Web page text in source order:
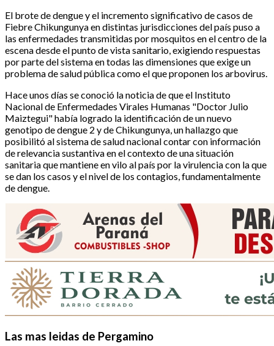
El brote de dengue y el incremento significativo de casos de
Fiebre Chikungunya en distintas jurisdicciones del país puso a
las enfermedades transmitidas por mosquitos en el centro de la
escena desde el punto de vista sanitario, exigiendo respuestas
por parte del sistema en todas las dimensiones que exige un
problema de salud pública como el que proponen los arbovirus.
Hace unos días se conoció la noticia de que el Instituto
Nacional de Enfermedades Virales Humanas "Doctor Julio
Maiztegui" había logrado la identificación de un nuevo
genotipo de dengue 2 y de Chikungunya, un hallazgo que
posibilitó al sistema de salud nacional contar con información
de relevancia sustantiva en el contexto de una situación
sanitaria que mantiene en vilo al país por la virulencia con la que
se dan los casos y el nivel de los contagios, fundamentalmente
de dengue.
Las mas leidas de Pergamino